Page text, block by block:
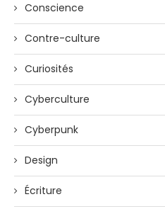
Conscience
Contre-culture
Curiosités
Cyberculture
Cyberpunk
Design
Écriture